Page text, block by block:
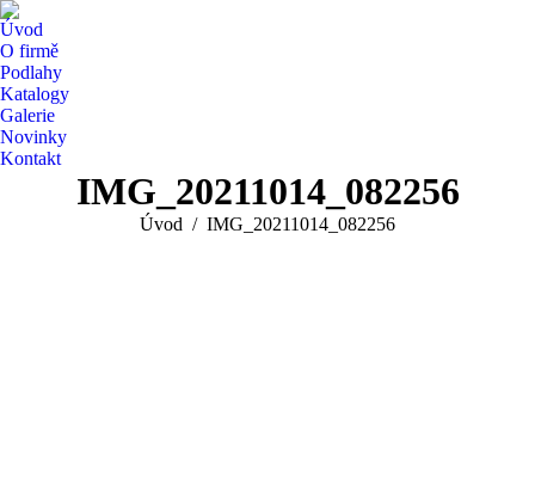
Úvod
O firmě
Podlahy
Katalogy
Galerie
Novinky
Kontakt
IMG_20211014_082256
You are here:
Úvod IMG_20211014_082256